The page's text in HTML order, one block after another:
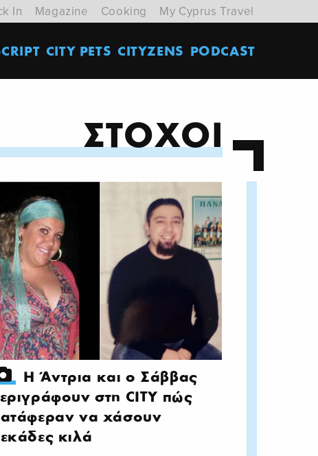
In Magazine Cooking My Cyprus Travel
CITY PETS CITYZENS PODCAST
ΣΤΟΧΟΙ
Η Άντρια και ο Σάββας
στη CITY πώς
να χάσουν
κιλά